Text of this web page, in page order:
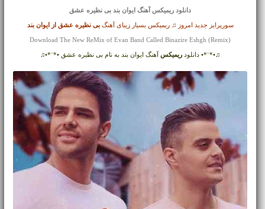
دانلود ریمیکس آهنگایوان بند بی نظیره عشق
سورپرایز جدید امروز ♫ ریمیکس بسیار زیبای آهنگبی نظیره عشق ازایوان بند
Download The New ReMix of Evan Band Called Binazire Eshgh (Remix)
♫•*¨*• دانلود ریمیکس آهنگ ایوان بند به نام بی نظیره عشق •*¨*•♫